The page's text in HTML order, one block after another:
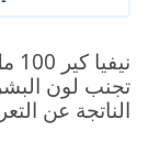
تجنب لون
الناتجة عن